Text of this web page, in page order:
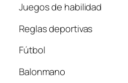
Juegos de habilidad
Reglas deportivas
Fútbol
Balonmano